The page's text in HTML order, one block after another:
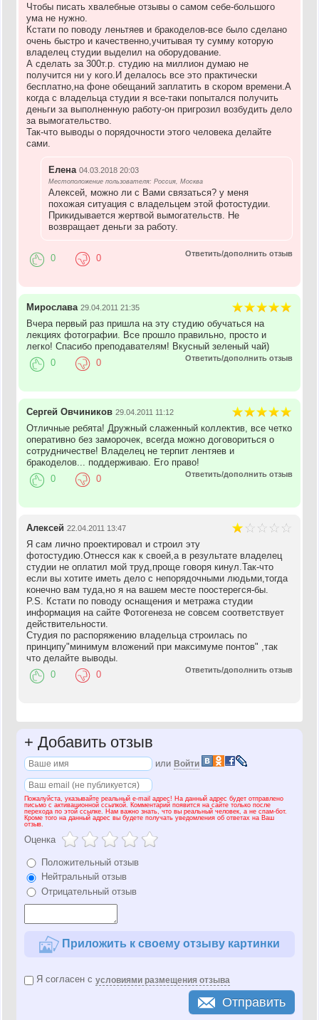
Чтобы писать хвалебные отзывы о самом себе-большого
ума не нужно.
Кстати по поводу леньтяев и бракоделов-все было сделано
очень быстро и качественно,учитывая ту сумму которую
владелец студии выделил на оборудование.
А сделать за 300т.р. студию на миллион думаю не
получится ни у кого.И делалось все это практически
бесплатно,на фоне обещаний заплатить в скором времени.А
когда с владельца студии я все-таки попытался получить
деньги за выполненную работу-он пригрозил возбудить дело
за вымогательство.
Так-что выводы о порядочности этого человека делайте
сами.
Елена 04.03.2018 20:03
Местоположение пользователя: Россия, Москва
Алексей, можно ли с Вами связаться? у меня
похожая ситуация с владельцем этой фотостудии.
Прикидывается жертвой вымогательств. Не
возвращает деньги за работу.
Ответить/дополнить отзыв
0 0
Мирослава 29.04.2011 21:35
Вчера первый раз пришла на эту студию обучаться на
лекциях фотографии. Все прошло правильно, просто и
легко! Спасибо преподавателям! Вкусный зеленый чай)
Ответить/дополнить отзыв
0 0
Сергей Овчиников 29.04.2011 11:12
Отличные ребята! Дружный слаженный коллектив, все четко
оперативно без заморочек, всегда можно договориться о
сотрудничестве! Владелец не терпит лентяев и
бракоделов... поддерживаю. Его право!
Ответить/дополнить отзыв
0 0
Алексей 22.04.2011 13:47
Я сам лично проектировал и строил эту
фотостудию.Отнесся как к своей,а в результате владелец
студии не оплатил мой труд,проще говоря кинул.Так-что
если вы хотите иметь дело с непорядочными людьми,тогда
конечно вам туда,но я на вашем месте поостерегся-бы.
P.S. Кстати по поводу оснащения и метража студии
информация на сайте Фотогенеза не совсем соответствует
действительности.
Студия по распоряжению владельца строилась по
принципу"минимум вложений при максимуме понтов" ,так
что делайте выводы.
Ответить/дополнить отзыв
0 0
+ Добавить отзыв
или Войти
Пожалуйста, указывайте реальный e-mail адрес! На данный адрес будет отправлено
письмо с активационной ссылкой. Комментарий появится на сайте только после
перехода по этой ссылке. Нам важно знать, что вы реальный человек, а не спам-бот.
Кроме того на данный адрес вы будете получать уведомления об ответах на Ваш
отзыв.
Оценка
Положительный отзыв
Нейтральный отзыв
Отрицательный отзыв
Приложить к своему отзыву картинки
Я согласен с условиями размещения отзыва
Отправить